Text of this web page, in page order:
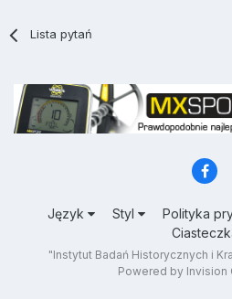
Lista pytań
Język Styl Polityka
"Instytut Badań Historycznych i
Powered by Invision